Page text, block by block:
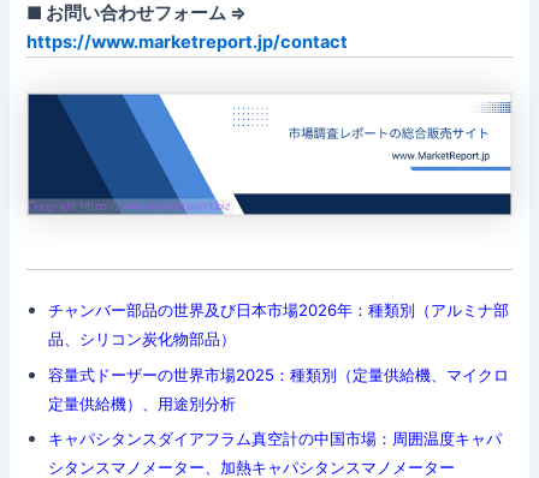
■ お問い合わせフォーム ⇒
https://www.marketreport.jp/contact
チャンバー部品の世界及び日本市場2026年：種類別（アルミナ部
品、シリコン炭化物部品）
容量式ドーザーの世界市場2025：種類別（定量供給機、マイクロ
定量供給機）、用途別分析
キャパシタンスダイアフラム真空計の中国市場：周囲温度キャパ
シタンスマノメーター、加熱キャパシタンスマノメーター